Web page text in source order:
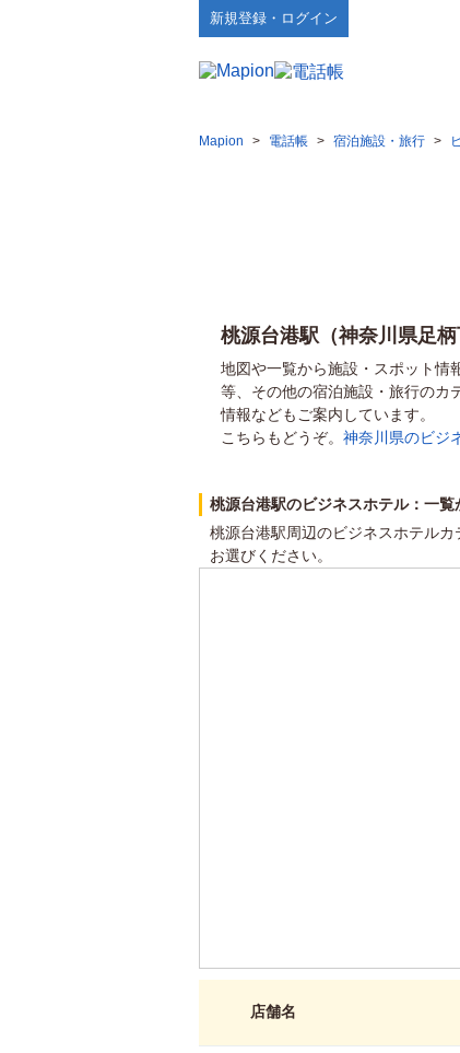
新規登録・ログイン
Mapion > 電話帳 > 宿泊施設・旅行 >
桃源台港駅（神奈川県足
地図や一覧から施設・スポット情
等、その他の宿泊施設・旅行のカ
情報などもご案内しています。
こちらもどうぞ。 神奈川県のビジ
桃源台港駅のビジネスホテル：一覧
桃源台港駅周辺のビジネスホテル
お選びください。
店舗名